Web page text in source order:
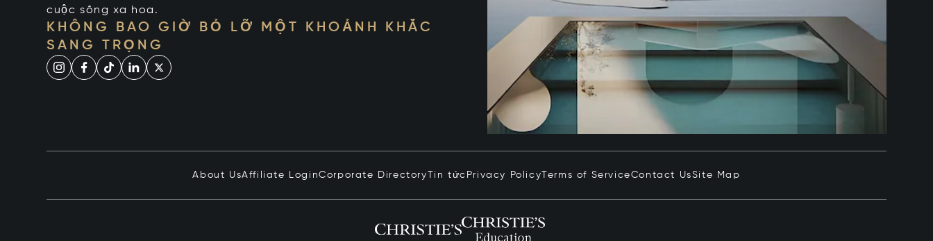
cuộc sống xa hoa.
KHÔNG BAO GIỜ BỎ LỠ MỘT KHOẢNH KHẮC
SANG TRỌNG
About UsAffiliate LoginCorporate Directory Tin tức Privacy Policy Terms of ServiceContact UsSite Map